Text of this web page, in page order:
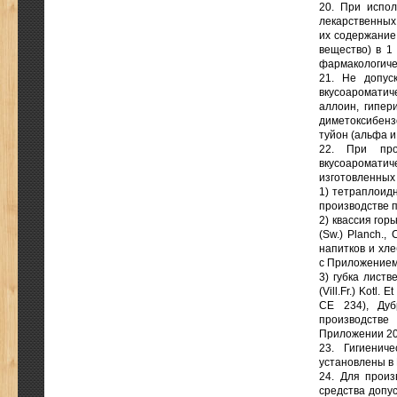
20. При
их
вещество) в 1
21. Не
аллоин,
туйон (альфа и
22. При
1)
производстве
2) квассия
(Sw.) Planch.,
напитков и
с
3) губка
(Vill.Fr.) Kotl.
CE 234),
Приложении
23.
установлены
24. Для
средства